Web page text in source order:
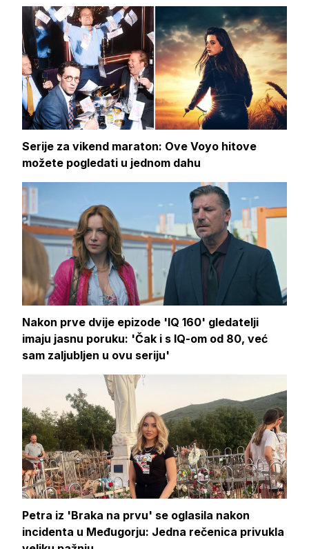
Serije za vikend maraton: Ove Voyo hitove
možete pogledati u jednom dahu
Nakon prve dvije epizode 'IQ 160' gledatelji
imaju jasnu poruku: 'Čak i s IQ-om od 80, već
sam zaljubljen u ovu seriju'
Petra iz 'Braka na prvu' se oglasila nakon
incidenta u Međugorju: Jedna rečenica privukla